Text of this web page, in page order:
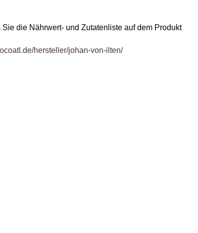
die Nährwert- und Zutatenliste auf dem Produkt
hersteller/johan-von-ilten/